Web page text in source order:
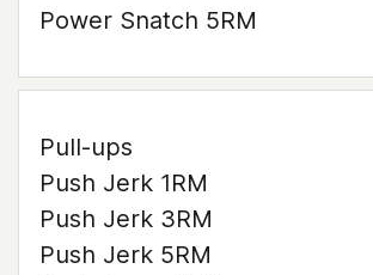
Power Snatch 5RM
Pull-ups
Push Jerk 1RM
Push Jerk 3RM
Push Jerk 5RM